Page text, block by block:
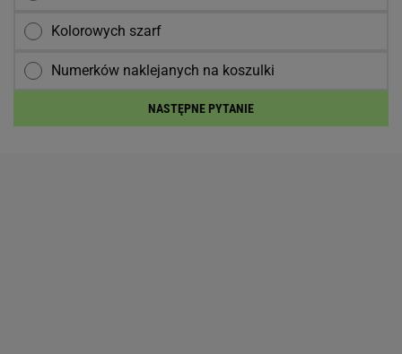
Kolorowych szarf
Numerków naklejanych na koszulki
NASTĘPNE PYTANIE